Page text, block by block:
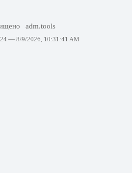
adm.tools
— 8/9/2026, 10:31:41 AM